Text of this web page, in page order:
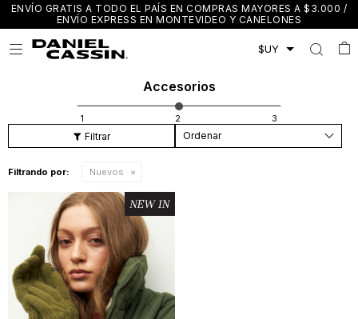
ENVÍO GRATIS A TODO EL PAÍS EN COMPRAS MAYORES A $3.000 /
ENVÍO EXPRESS EN MONTEVIDEO Y CANELONES

Accesorios
Recomendados
Filtrando por: Nuevos